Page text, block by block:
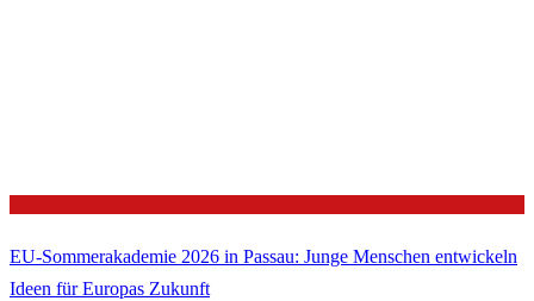
EU-Sommerakademie 2026 in Passau: Junge Menschen entwickeln
Ideen für Europas Zukunft